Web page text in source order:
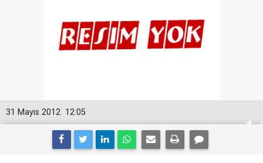
12:05
31 Mayıs 2012